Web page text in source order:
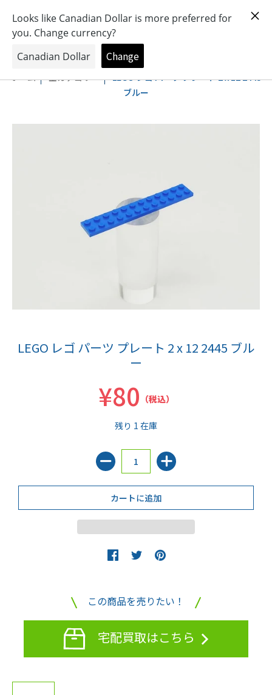
ホーム 全カテゴリー
LEGO レゴ パーツ プレート 2 x 12 2445
ブルー
LEGO レゴ パーツ プレート 2 x 12 2445 ブル
ー
¥80 （税込）
残り 1 在庫
この商品を売りたい！
宅配買取はこちら